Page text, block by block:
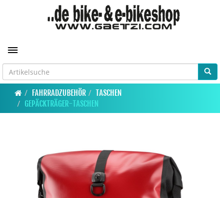
Toggle navigation
FAHRRADZUBEHÖR
TASCHEN
GEPÄCKTRÄGER-TASCHEN